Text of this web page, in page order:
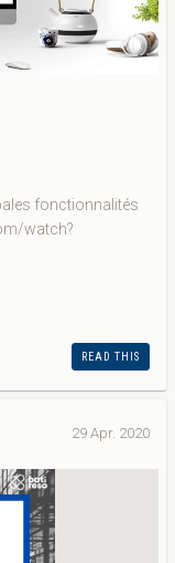
fonctionnalités
watch?
READ THIS
29 Apr. 2020